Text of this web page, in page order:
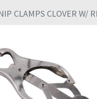
CLAMPS CLOVER W/